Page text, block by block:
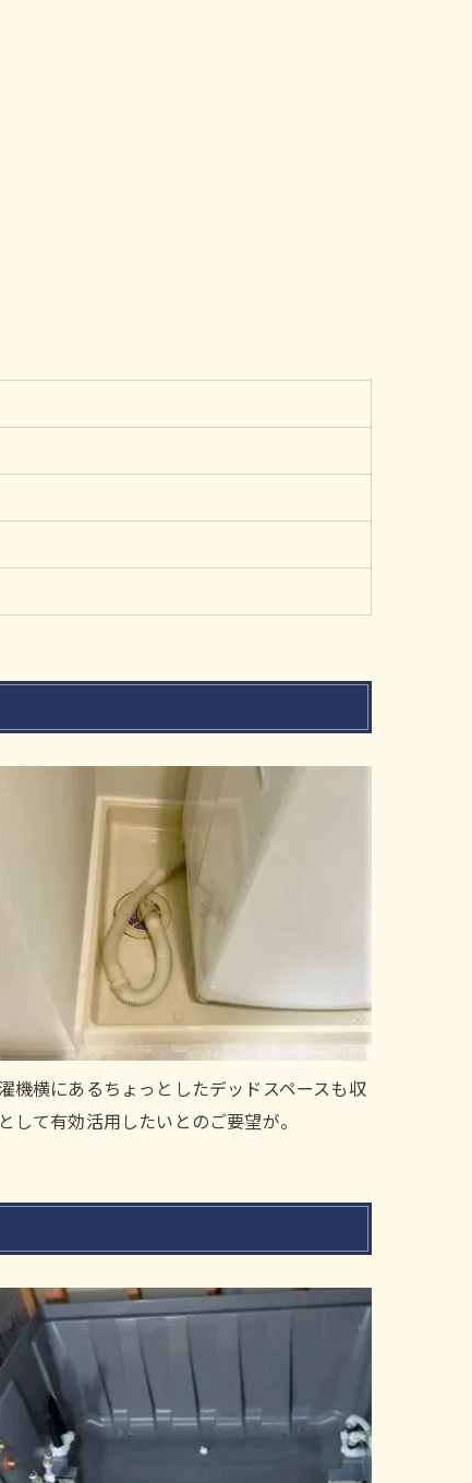
機横にあるちょっとしたデッドスペースも収
して有効活用したいとのご要望が。